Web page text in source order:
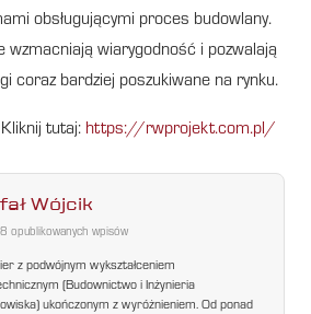
obsługującymi proces budowlany.
wzmacniają wiarygodność i pozwalają
coraz bardziej poszukiwane na rynku.
tutaj: https://rwprojekt.com.pl/
Wójcik
opublikowanych wpisów
z podwójnym wykształceniem
(Budownictwo i Inżynieria
ukończonym z wyróżnieniem. Od ponad